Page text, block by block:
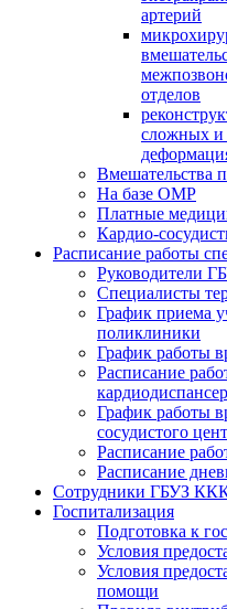
артерий
отделов
сложных и
Вмешательства
На базе ОМР
Платные
Кардио-
Расписание работы
Руководители
Специалисты
График приема
поликлиники
График работы
Расписание
График работы
сосудистого
Расписание
Расписание
Сотрудники ГБУЗ
Госпитализация
Подготовка к
Условия
Условия
помощи